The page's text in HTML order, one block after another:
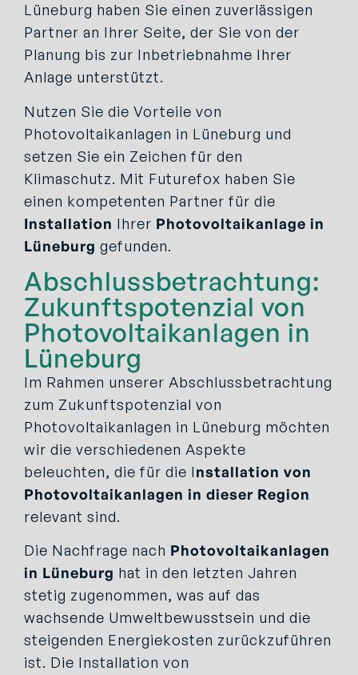
Lüneburg haben Sie einen zuverlässigen
Partner an Ihrer Seite, der Sie von der
Planung bis zur Inbetriebnahme Ihrer
Anlage unterstützt.
Nutzen Sie die Vorteile von
Photovoltaikanlagen in Lüneburg und
setzen Sie ein Zeichen für den
Klimaschutz. Mit Futurefox haben Sie
einen kompetenten Partner für die
Installation Ihrer Photovoltaikanlage in
Lüneburg gefunden.
Abschlussbetrachtung:
Zukunftspotenzial von
Photovoltaikanlagen in
Lüneburg
Im Rahmen unserer Abschlussbetrachtung
zum Zukunftspotenzial von
Photovoltaikanlagen in Lüneburg möchten
wir die verschiedenen Aspekte
beleuchten, die für die Installation von
Photovoltaikanlagen in dieser Region
relevant sind.
Die Nachfrage nach Photovoltaikanlagen
in Lüneburg hat in den letzten Jahren
stetig zugenommen, was auf das
wachsende Umweltbewusstsein und die
steigenden Energiekosten zurückzuführen
ist. Die Installation von